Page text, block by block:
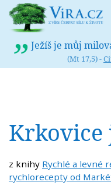
Ježíš je můj
(Mt 17,5) -
Krkovice
z knihy Rychlé a levné
rychlorecepty od